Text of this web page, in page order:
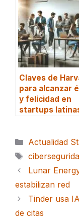
Claves de
para alcanzar
y felicidad en
startups
Categorías
Actualidad
Etiquetas
Lunar
estabilizan red
Tinder usa
de citas